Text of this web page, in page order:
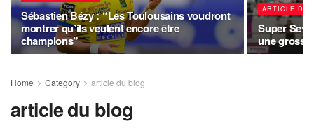
Sébastien Bézy : “Les Toulousains voudront
montrer qu’ils veulent encore être
champions”
ARTICLE DU
Super
une grosse
Home Category article du blog
article du blog